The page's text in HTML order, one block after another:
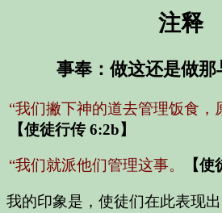
注释
事奉：做这还是做那
“我们撇下神的道去管理饭食，
【使徒行传 6:2b】
“我们就派他们管理这事。 【
我的印象是，使徒们在此表现